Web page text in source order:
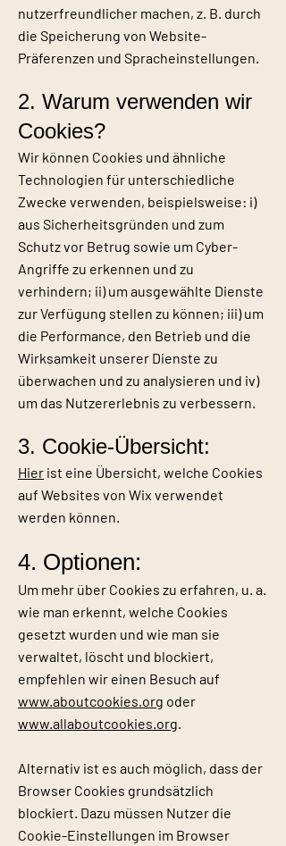
nutzerfreundlicher machen, z. B. durch
die Speicherung von Website-
Präferenzen und Spracheinstellungen.
2. Warum verwenden wir
Cookies?
Wir können Cookies und ähnliche
Technologien für unterschiedliche
Zwecke verwenden, beispielsweise: i)
aus Sicherheitsgründen und zum
Schutz vor Betrug sowie um Cyber-
Angriffe zu erkennen und zu
verhindern; ii) um ausgewählte Dienste
zur Verfügung stellen zu können; iii) um
die Performance, den Betrieb und die
Wirksamkeit unserer Dienste zu
überwachen und zu analysieren und iv)
um das Nutzererlebnis zu verbessern.
3. Cookie-Übersicht:
Hier ist eine Übersicht, welche Cookies
auf Websites von Wix verwendet
werden können.
4. Optionen:
Um mehr über Cookies zu erfahren, u. a.
wie man erkennt, welche Cookies
gesetzt wurden und wie man sie
verwaltet, löscht und blockiert,
empfehlen wir einen Besuch auf
www.aboutcookies.org oder
www.allaboutcookies.org.
Alternativ ist es auch möglich, dass der
Browser Cookies grundsätzlich
blockiert. Dazu müssen Nutzer die
Cookie-Einstellungen im Browser